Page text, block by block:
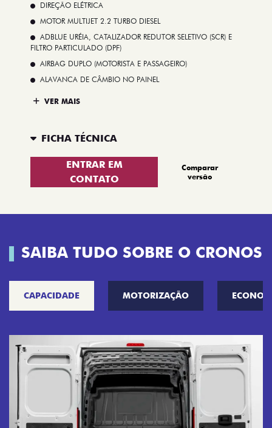
DIREÇÃO ELÉTRICA
MOTOR MULTIJET 2.2 TURBO DIESEL
ADBLUE URÉIA, CATALIZADOR REDUTOR SELETIVO (SCR) E
FILTRO PARTICULADO (DPF)
AIRBAG DUPLO (MOTORISTA E PASSAGEIRO)
ALAVANCA DE CÂMBIO NO PAINEL
VER MAIS
FICHA TÉCNICA
ENTRAR EM
CONTATO
Comparar
versão
SAIBA TUDO SOBRE O CRONOS
CAPACIDADE MOTORIZAÇÃO